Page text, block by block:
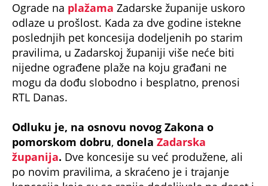
Ograde na plažama Zadarske županije uskoro
odlaze u prošlost. Kada za dve godine istekne
poslednjih pet koncesija dodeljenih po starim
pravilima, u Zadarskoj županiji više neće biti
nijedne ograđene plaže na koju građani ne
mogu da dođu slobodno i besplatno, prenosi
RTL Danas.
Odluku je, na osnovu novog Zakona o
pomorskom dobru, donela Zadarska
županija. Dve koncesije su već produžene, ali
po novim pravilima, a skraćeno je i trajanje